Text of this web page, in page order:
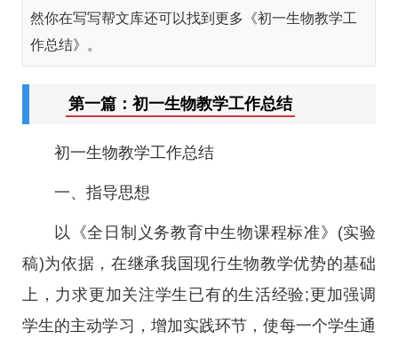
然你在写写帮文库还可以找到更多《初一生物教学工
作总结》。
第一篇：初一生物教学工作总结
初一生物教学工作总结
一、指导思想
以《全日制义务教育中生物课程标准》(实验
稿)为依据，在继承我国现行生物教学优势的基础
上，力求更加关注学生已有的生活经验;更加强调
学生的主动学习，增加实践环节，使每一个学生通